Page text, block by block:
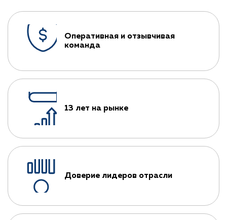
Оперативная и отзывчивая
команда
13 лет на рынке
Доверие лидеров отрасли